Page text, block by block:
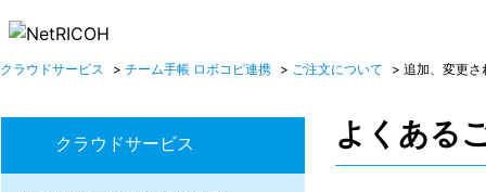
クラウドサービス > チーム手帳 ロボコピ連携 > ご注文について > 追加、変更さ
クラウドサービス よくある